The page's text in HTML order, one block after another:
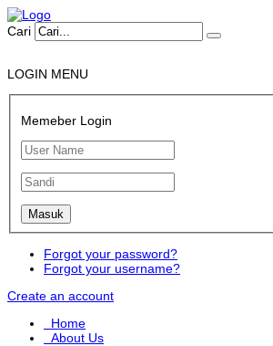
Cari
LOGIN MENU
Memeber Login
Forgot your password?
Forgot your username?
Create an account
Home
About Us